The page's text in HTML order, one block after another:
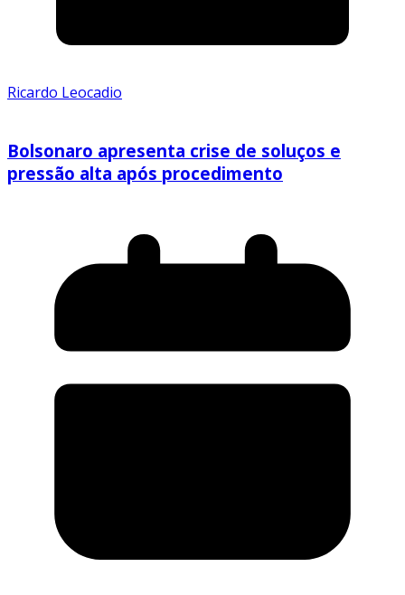
Ricardo Leocadio
Bolsonaro apresenta crise de soluços e
pressão alta após procedimento